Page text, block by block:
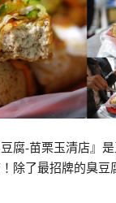
腐-苗栗玉清店』
除了最招牌的臭豆